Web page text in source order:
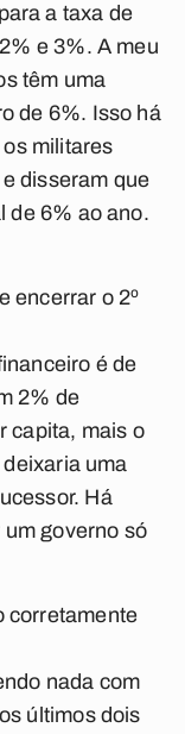
a taxa de
e 3%. A meu
têm uma
de 6%. Isso há
militares
disseram que
de 6% ao ano.
encerrar o 2º
é de
2% de
capita, mais o
uma
Há
governo só
corretamente
nada com
últimos dois